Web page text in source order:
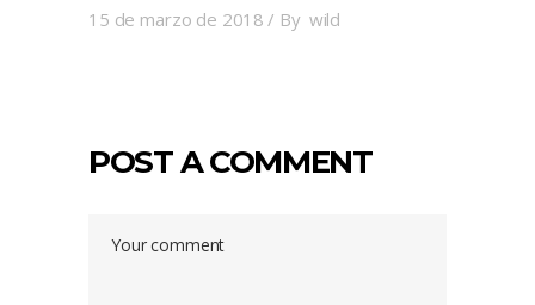
15 de marzo de 2018 By wild
POST A COMMENT